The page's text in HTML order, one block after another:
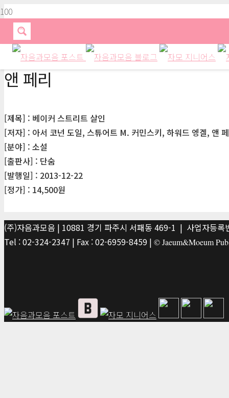
앤 페리
[제목] : 베이커 스트리트 살인
[저자] : 아서 코넌 도일, 스튜어트 M. 커민스키, 하워드 엥겔, 앤
[분야] : 소설
[출판사] : 단숨
[발행일] : 2013-12-22
[정가] : 14,500원
(주)자음과모음 | 10881 경기 파주시 서패동 469-1 | 사업자등
Tel : 02-324-2347 | Fax : 02-6959-8459 | © Jaeum&Moeum